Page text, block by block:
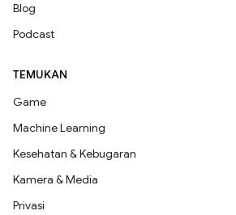
Blog
Podcast
TEMUKAN
Game
Machine Learning
Kesehatan & Kebugaran
Kamera & Media
Privasi